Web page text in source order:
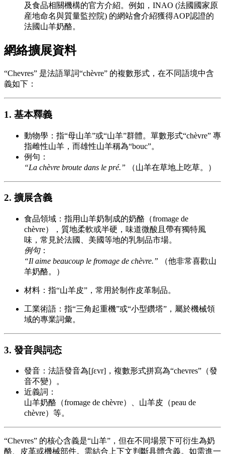
及食品相關機構的官方介紹。例如，INAO (法國國家原
産地命名與質量監控院) 的網站會介紹獲得AOP認證的
法國山羊奶酪。
網絡擴展資料
“Chevres” 是法語單詞“chèvre” 的複數形式，在不同語境中含
義如下：
1. 基本釋義
動物學：指“母山羊”或“山羊”群體。單數形式“chèvre” 專
指雌性山羊，而雄性山羊稱為“bouc”。
例句：
“La chèvre broute dans le pré.” （山羊在草地上吃草。）
2. 擴展含義
食品領域：指用山羊奶制成的奶酪（fromage de
chèvre），質地柔軟或半硬，味道微酸且帶有獨特風
味，常見於法國、美國等地的乳制品市場。
例句：
“Il aime beaucoup le fromage de chèvre.” （他非常喜歡山
羊奶酪。）
材料：指“山羊皮”，常用於制作皮革制品。
工業術語：指“三角起重機”或“小型鑽塔”，屬於機械領
域的專業詞彙。
3. 發音與詞态
發音：法語發音為[ʃɛvr]，複數形式拼寫為“chevres”（發
音不變）。
近義詞：
山羊奶酪（fromage de chèvre）、山羊皮（peau de
chèvre）等。
“Chevres” 的核心含義是“山羊”，但在不同場景下可衍生為奶
酪、皮革或機械部件。需結合上下文判斷具體含義。如需進一